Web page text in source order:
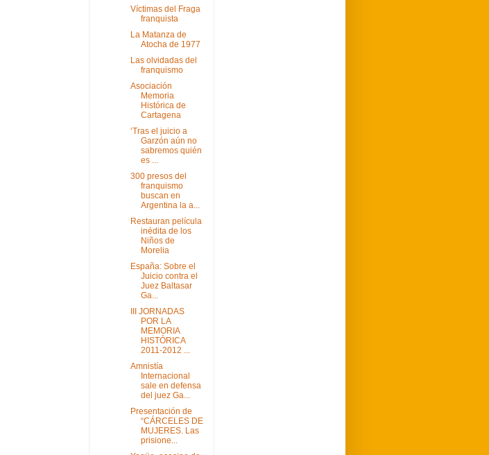
Víctimas del Fraga
franquista
La Matanza de
Atocha de 1977
Las olvidadas del
franquismo
Asociación
Memoria
Histórica de
Cartagena
‘Tras el juicio a
Garzón aún no
sabremos quién
es ...
300 presos del
franquismo
buscan en
Argentina la a...
Restauran película
inédita de los
Niños de
Morelia
España: Sobre el
Juicio contra el
Juez Baltasar
Ga...
III JORNADAS
POR LA
MEMORIA
HISTÓRICA
2011-2012 ...
Amnistía
Internacional
sale en defensa
del juez Ga...
Presentación de
“CÁRCELES DE
MUJERES. Las
prisione...